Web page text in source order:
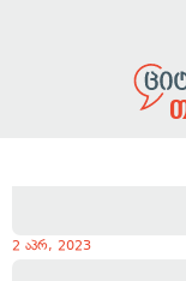
2 აპრ, 2023